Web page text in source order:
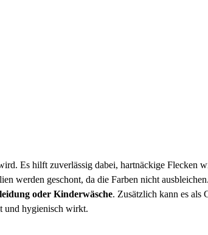
Es hilft zuverlässig dabei, hartnäckige Flecken
werden geschont, da die Farben nicht
oder Kinderwäsche. Zusätzlich kann es als
und hygienisch wirkt.